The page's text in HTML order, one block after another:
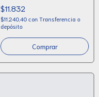
$11.832
$11.240,40 con Transferencia o
depósito
Comprar